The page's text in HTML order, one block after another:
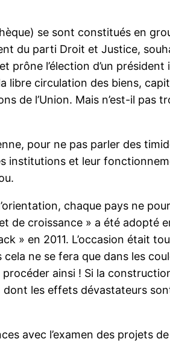
se sont constitués en
du parti Droit et Justice,
l’élection d’un
circulation des biens,
de l’Union. Mais n’est-il pas
pour ne pas parler des
institutions et leur
chaque pays ne
de croissance » a été adopté
» en 2011. L’occasion était
ne se fera que dans les
ainsi ! Si la
les effets dévastateurs
avec l’examen des projets